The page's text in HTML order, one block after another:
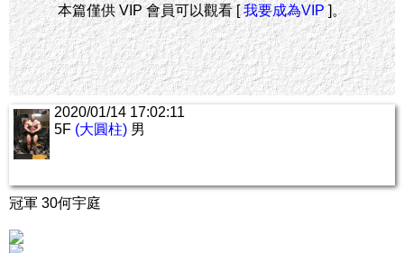
本篇僅供 VIP 會員可以觀看 [我要成為VIP]。
2020/01/14 17:02:11
5F (大圓柱) 男
冠軍 30何宇庭